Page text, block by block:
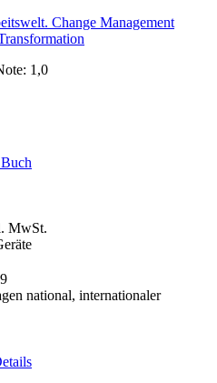
1,0
MwSt.
national, internationaler